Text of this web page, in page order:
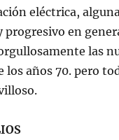
eléctrica,
progresivo en
las
los años 70. pero